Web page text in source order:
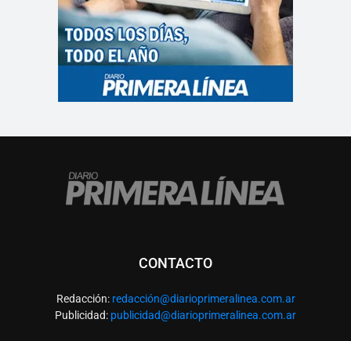
CONTACTO
Redacción: redacción@diarioprimeralinea.com.ar
Publicidad: publicidad@diarioprimeralinea.com.ar